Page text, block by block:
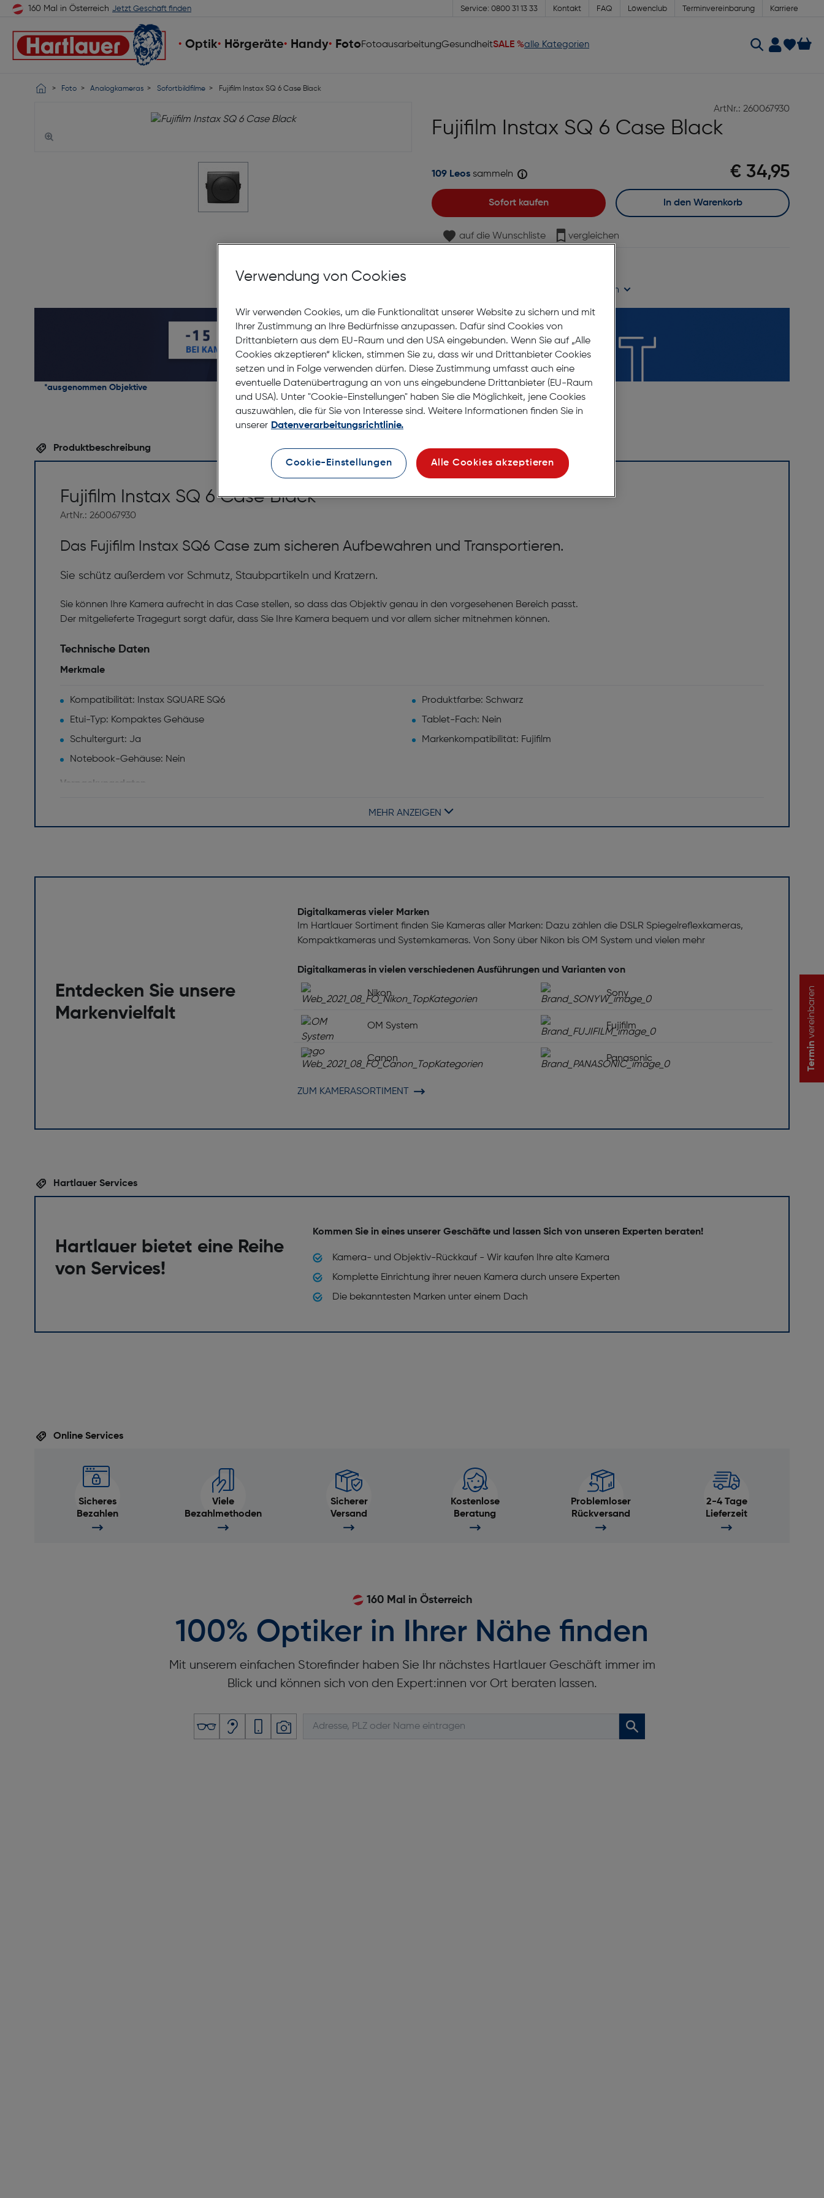
160 Mal in Österreich Jetzt Geschäft finden Service: 0800 31 13 33 Kontakt FAQ Löwenclub Terminvereinbarung Karriere
Optik Hörgeräte Handy FotoFotoausarbeitungGesundheitSALE %alle Kategorien
Foto Analogkameras Sofortbildfilme Fujifilm Instax SQ 6 Case Black
ArtNr.: 260067930
Fujifilm Instax SQ 6 Case Black
€ 34,95
109 Leos sammeln
Sofort kaufen In den Warenkorb
auf die Wunschliste vergleichen
Verfügbarkeit prüfen
*ausgenommen Objektive
Produktbeschreibung
Fujifilm Instax SQ 6 Case Black
ArtNr.: 260067930
Das Fujifilm Instax SQ6 Case zum sicheren Aufbewahren und Transportieren.
Sie schütz außerdem vor Schmutz, Staubpartikeln und Kratzern.
Sie können Ihre Kamera aufrecht in das Case stellen, so dass das Objektiv genau in den vorgesehenen Bereich passt.
Der mitgelieferte Tragegurt sorgt dafür, dass Sie Ihre Kamera bequem und vor allem sicher mitnehmen können.
Technische Daten
Merkmale
Kompatibilität: Instax SQUARE SQ6
Produktfarbe: Schwarz
Etui-Typ: Kompaktes Gehäuse
Tablet-Fach: Nein
Schultergurt: Ja
Markenkompatibilität: Fujifilm
Notebook-Gehäuse: Nein
Verpackungsdaten
MEHR ANZEIGEN
Entdecken Sie unsere
Markenvielfalt
Digitalkameras vieler Marken
Im Hartlauer Sortiment finden Sie Kameras aller Marken: Dazu zählen die DSLR Spiegelreflexkameras,
Kompaktkameras und Systemkameras. Von Sony über Nikon bis OM System und vielen mehr
Digitalkameras in vielen verschiedenen Ausführungen und Varianten von
Nikon Sony
OM System Fujifilm
Canon Panasonic
ZUM KAMERASORTIMENT
Hartlauer Services
Hartlauer bietet eine Reihe
von Services!
Kommen Sie in eines unserer Geschäfte und lassen Sich von unseren Experten beraten!
Kamera- und Objektiv-Rückkauf - Wir kaufen Ihre alte Kamera
Komplette Einrichtung ihrer neuen Kamera durch unsere Experten
Die bekanntesten Marken unter einem Dach
Online Services
Sicheres
Bezahlen
Viele
Bezahlmethoden
Sicherer
Versand
Kostenlose
Beratung
Problemloser
Rückversand
2-4 Tage
Lieferzeit
160 Mal in Österreich
100% Optiker in Ihrer Nähe finden
Mit unserem einfachen Storefinder haben Sie Ihr nächstes Hartlauer Geschäft immer im
Blick und können sich von den Expert:innen vor Ort beraten lassen.
Termin
vereinbaren
Verwendung von Cookies
Wir verwenden Cookies, um die Funktionalität unserer Website zu sichern und mit
Ihrer Zustimmung an Ihre Bedürfnisse anzupassen. Dafür sind Cookies von
Drittanbietern aus dem EU-Raum und den USA eingebunden. Wenn Sie auf „Alle
Cookies akzeptieren“ klicken, stimmen Sie zu, dass wir und Drittanbieter Cookies
setzen und in Folge verwenden dürfen. Diese Zustimmung umfasst auch eine
eventuelle Datenübertragung an von uns eingebundene Drittanbieter (EU-Raum
und USA). Unter "Cookie-Einstellungen" haben Sie die Möglichkeit, jene Cookies
auszuwählen, die für Sie von Interesse sind. Weitere Informationen finden Sie in
unserer Datenverarbeitungsrichtlinie.
Cookie-Einstellungen Alle Cookies akzeptieren